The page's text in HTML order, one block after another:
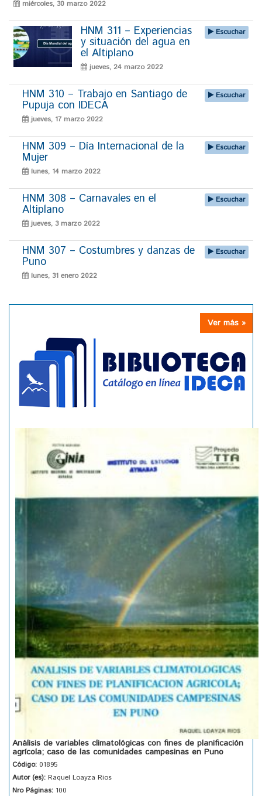
miércoles, 30 marzo 2022
HNM 311 – Experiencias
y situación del agua en
el Altiplano
jueves, 24 marzo 2022
Escuchar
HNM 310 – Trabajo en Santiago de
Pupuja con IDECA
jueves, 17 marzo 2022
Escuchar
HNM 309 – Día Internacional de la
Mujer
lunes, 14 marzo 2022
Escuchar
HNM 308 – Carnavales en el
Altiplano
jueves, 3 marzo 2022
Escuchar
HNM 307 – Costumbres y danzas de
Puno
lunes, 31 enero 2022
Escuchar
Ver más »
Análisis de variables climatológicas con fines de planificación
agrícola; caso de las comunidades campesinas en Puno
Código: 01895
Autor (es): Raquel Loayza Rios
Nro Páginas: 100